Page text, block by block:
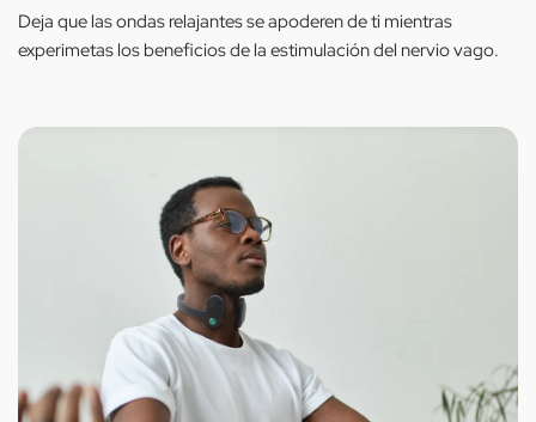
Deja que las ondas relajantes se apoderen de ti mientras
experimetas los beneficios de la estimulación del nervio vago.